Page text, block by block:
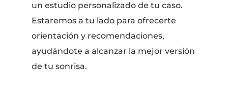
un estudio personalizado de tu caso.
Estaremos a tu lado para ofrecerte
orientación y recomendaciones,
ayudándote a alcanzar la mejor versión
de tu sonrisa.